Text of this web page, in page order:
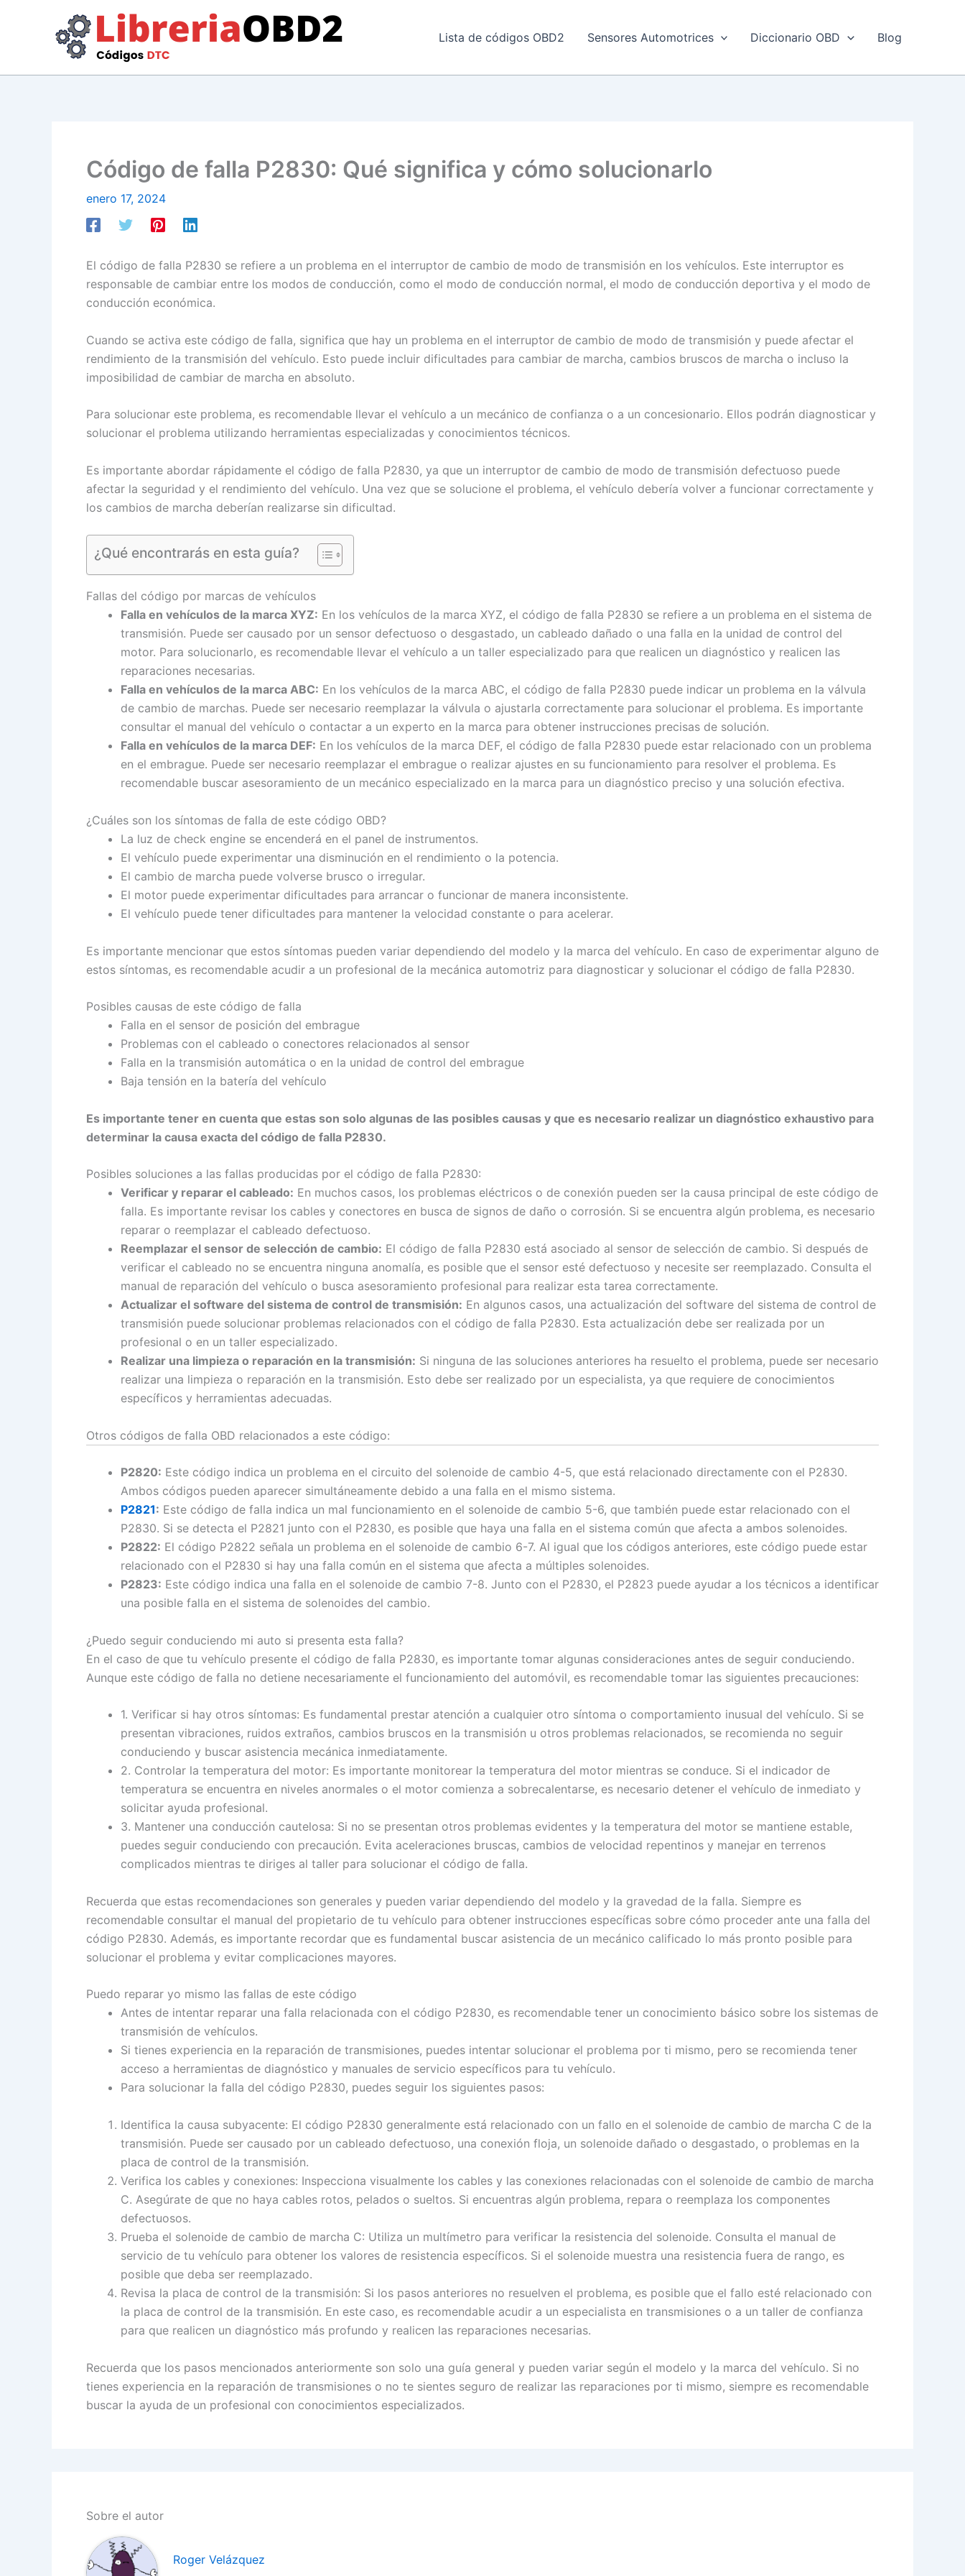
Lista de códigos OBD2 Sensores Automotrices Diccionario OBD Blog
Código de falla P2830: Qué significa y cómo solucionarlo
enero 17, 2024
El código de falla P2830 se refiere a un problema en el interruptor de cambio de modo de transmisión en los vehículos. Este interruptor es
responsable de cambiar entre los modos de conducción, como el modo de conducción normal, el modo de conducción deportiva y el modo de
conducción económica.
Cuando se activa este código de falla, significa que hay un problema en el interruptor de cambio de modo de transmisión y puede afectar el
rendimiento de la transmisión del vehículo. Esto puede incluir dificultades para cambiar de marcha, cambios bruscos de marcha o incluso la
imposibilidad de cambiar de marcha en absoluto.
Para solucionar este problema, es recomendable llevar el vehículo a un mecánico de confianza o a un concesionario. Ellos podrán diagnosticar y
solucionar el problema utilizando herramientas especializadas y conocimientos técnicos.
Es importante abordar rápidamente el código de falla P2830, ya que un interruptor de cambio de modo de transmisión defectuoso puede
afectar la seguridad y el rendimiento del vehículo. Una vez que se solucione el problema, el vehículo debería volver a funcionar correctamente y
los cambios de marcha deberían realizarse sin dificultad.
¿Qué encontrarás en esta guía?
Fallas del código por marcas de vehículos
Falla en vehículos de la marca XYZ: En los vehículos de la marca XYZ, el código de falla P2830 se refiere a un problema en el sistema de
transmisión. Puede ser causado por un sensor defectuoso o desgastado, un cableado dañado o una falla en la unidad de control del
motor. Para solucionarlo, es recomendable llevar el vehículo a un taller especializado para que realicen un diagnóstico y realicen las
reparaciones necesarias.
Falla en vehículos de la marca ABC: En los vehículos de la marca ABC, el código de falla P2830 puede indicar un problema en la válvula
de cambio de marchas. Puede ser necesario reemplazar la válvula o ajustarla correctamente para solucionar el problema. Es importante
consultar el manual del vehículo o contactar a un experto en la marca para obtener instrucciones precisas de solución.
Falla en vehículos de la marca DEF: En los vehículos de la marca DEF, el código de falla P2830 puede estar relacionado con un problema
en el embrague. Puede ser necesario reemplazar el embrague o realizar ajustes en su funcionamiento para resolver el problema. Es
recomendable buscar asesoramiento de un mecánico especializado en la marca para un diagnóstico preciso y una solución efectiva.
¿Cuáles son los síntomas de falla de este código OBD?
La luz de check engine se encenderá en el panel de instrumentos.
El vehículo puede experimentar una disminución en el rendimiento o la potencia.
El cambio de marcha puede volverse brusco o irregular.
El motor puede experimentar dificultades para arrancar o funcionar de manera inconsistente.
El vehículo puede tener dificultades para mantener la velocidad constante o para acelerar.
Es importante mencionar que estos síntomas pueden variar dependiendo del modelo y la marca del vehículo. En caso de experimentar alguno de
estos síntomas, es recomendable acudir a un profesional de la mecánica automotriz para diagnosticar y solucionar el código de falla P2830.
Posibles causas de este código de falla
Falla en el sensor de posición del embrague
Problemas con el cableado o conectores relacionados al sensor
Falla en la transmisión automática o en la unidad de control del embrague
Baja tensión en la batería del vehículo
Es importante tener en cuenta que estas son solo algunas de las posibles causas y que es necesario realizar un diagnóstico exhaustivo para
determinar la causa exacta del código de falla P2830.
Posibles soluciones a las fallas producidas por el código de falla P2830:
Verificar y reparar el cableado: En muchos casos, los problemas eléctricos o de conexión pueden ser la causa principal de este código de
falla. Es importante revisar los cables y conectores en busca de signos de daño o corrosión. Si se encuentra algún problema, es necesario
reparar o reemplazar el cableado defectuoso.
Reemplazar el sensor de selección de cambio: El código de falla P2830 está asociado al sensor de selección de cambio. Si después de
verificar el cableado no se encuentra ninguna anomalía, es posible que el sensor esté defectuoso y necesite ser reemplazado. Consulta el
manual de reparación del vehículo o busca asesoramiento profesional para realizar esta tarea correctamente.
Actualizar el software del sistema de control de transmisión: En algunos casos, una actualización del software del sistema de control de
transmisión puede solucionar problemas relacionados con el código de falla P2830. Esta actualización debe ser realizada por un
profesional o en un taller especializado.
Realizar una limpieza o reparación en la transmisión: Si ninguna de las soluciones anteriores ha resuelto el problema, puede ser necesario
realizar una limpieza o reparación en la transmisión. Esto debe ser realizado por un especialista, ya que requiere de conocimientos
específicos y herramientas adecuadas.
Otros códigos de falla OBD relacionados a este código:
P2820: Este código indica un problema en el circuito del solenoide de cambio 4-5, que está relacionado directamente con el P2830.
Ambos códigos pueden aparecer simultáneamente debido a una falla en el mismo sistema.
P2821: Este código de falla indica un mal funcionamiento en el solenoide de cambio 5-6, que también puede estar relacionado con el
P2830. Si se detecta el P2821 junto con el P2830, es posible que haya una falla en el sistema común que afecta a ambos solenoides.
P2822: El código P2822 señala un problema en el solenoide de cambio 6-7. Al igual que los códigos anteriores, este código puede estar
relacionado con el P2830 si hay una falla común en el sistema que afecta a múltiples solenoides.
P2823: Este código indica una falla en el solenoide de cambio 7-8. Junto con el P2830, el P2823 puede ayudar a los técnicos a identificar
una posible falla en el sistema de solenoides del cambio.
¿Puedo seguir conduciendo mi auto si presenta esta falla?
En el caso de que tu vehículo presente el código de falla P2830, es importante tomar algunas consideraciones antes de seguir conduciendo.
Aunque este código de falla no detiene necesariamente el funcionamiento del automóvil, es recomendable tomar las siguientes precauciones:
1. Verificar si hay otros síntomas: Es fundamental prestar atención a cualquier otro síntoma o comportamiento inusual del vehículo. Si se
presentan vibraciones, ruidos extraños, cambios bruscos en la transmisión u otros problemas relacionados, se recomienda no seguir
conduciendo y buscar asistencia mecánica inmediatamente.
2. Controlar la temperatura del motor: Es importante monitorear la temperatura del motor mientras se conduce. Si el indicador de
temperatura se encuentra en niveles anormales o el motor comienza a sobrecalentarse, es necesario detener el vehículo de inmediato y
solicitar ayuda profesional.
3. Mantener una conducción cautelosa: Si no se presentan otros problemas evidentes y la temperatura del motor se mantiene estable,
puedes seguir conduciendo con precaución. Evita aceleraciones bruscas, cambios de velocidad repentinos y manejar en terrenos
complicados mientras te diriges al taller para solucionar el código de falla.
Recuerda que estas recomendaciones son generales y pueden variar dependiendo del modelo y la gravedad de la falla. Siempre es
recomendable consultar el manual del propietario de tu vehículo para obtener instrucciones específicas sobre cómo proceder ante una falla del
código P2830. Además, es importante recordar que es fundamental buscar asistencia de un mecánico calificado lo más pronto posible para
solucionar el problema y evitar complicaciones mayores.
Puedo reparar yo mismo las fallas de este código
Antes de intentar reparar una falla relacionada con el código P2830, es recomendable tener un conocimiento básico sobre los sistemas de
transmisión de vehículos.
Si tienes experiencia en la reparación de transmisiones, puedes intentar solucionar el problema por ti mismo, pero se recomienda tener
acceso a herramientas de diagnóstico y manuales de servicio específicos para tu vehículo.
Para solucionar la falla del código P2830, puedes seguir los siguientes pasos:
Identifica la causa subyacente: El código P2830 generalmente está relacionado con un fallo en el solenoide de cambio de marcha C de la
transmisión. Puede ser causado por un cableado defectuoso, una conexión floja, un solenoide dañado o desgastado, o problemas en la
placa de control de la transmisión.
Verifica los cables y conexiones: Inspecciona visualmente los cables y las conexiones relacionadas con el solenoide de cambio de marcha
C. Asegúrate de que no haya cables rotos, pelados o sueltos. Si encuentras algún problema, repara o reemplaza los componentes
defectuosos.
Prueba el solenoide de cambio de marcha C: Utiliza un multímetro para verificar la resistencia del solenoide. Consulta el manual de
servicio de tu vehículo para obtener los valores de resistencia específicos. Si el solenoide muestra una resistencia fuera de rango, es
posible que deba ser reemplazado.
Revisa la placa de control de la transmisión: Si los pasos anteriores no resuelven el problema, es posible que el fallo esté relacionado con
la placa de control de la transmisión. En este caso, es recomendable acudir a un especialista en transmisiones o a un taller de confianza
para que realicen un diagnóstico más profundo y realicen las reparaciones necesarias.
Recuerda que los pasos mencionados anteriormente son solo una guía general y pueden variar según el modelo y la marca del vehículo. Si no
tienes experiencia en la reparación de transmisiones o no te sientes seguro de realizar las reparaciones por ti mismo, siempre es recomendable
buscar la ayuda de un profesional con conocimientos especializados.
Sobre el autor
Roger Velázquez